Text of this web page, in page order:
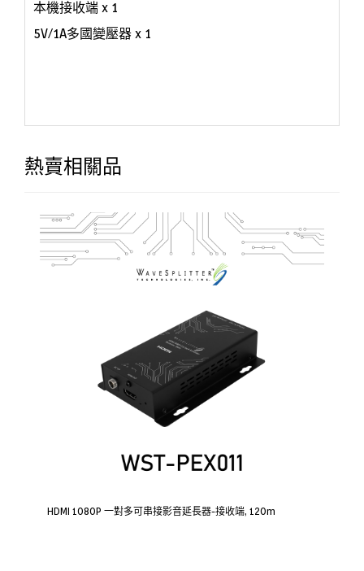
本機接收端 x 1
5V/1A多國變壓器 x 1
熱賣相關品
HDMI 1080P 一對多可串接影音延長器-接收端, 120m